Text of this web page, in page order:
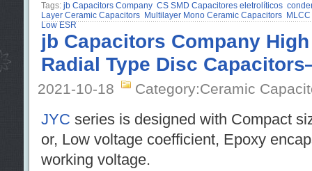
Tags: jb Capacitors Company CS SMD Capacitores eletrolíticos
Layer Ceramic Capacitors
Multilayer Mono Ceramic Capacitors
Low ESR
jb Capacitors Company
Radial Type Disc
2021-10-18 Category:Ceramic
JYC series is designed with Compact
or, Low voltage coefficient, Epoxy
working voltage.